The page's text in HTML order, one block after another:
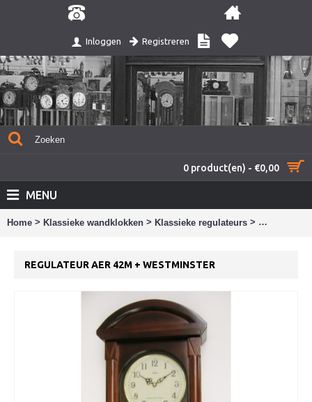
Inloggen Registreren
0 product(en) - €0,00
MENU
Home > Klassieke wandklokken > Klassieke regulateurs > Regulateur
REGULATEUR AER 42M + WESTMINSTER